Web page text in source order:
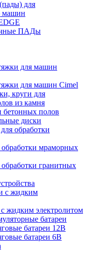
для
машин
ПАДы
для машин
для машин Cimel
круги для
из камня
бетонных полов
диски
обработки
мраморных
гранитных
с жидким
жидким электролитом
батареи
батареи 12В
батареи 6В